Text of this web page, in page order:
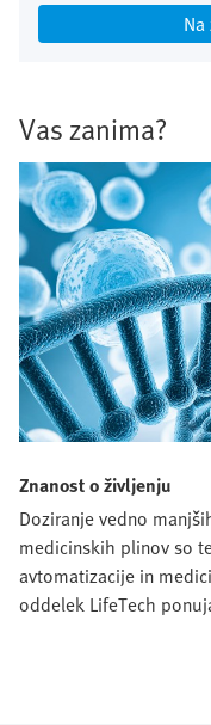
Vas zanima?
Znanost o življenju
Doziranje vedno
medicinskih plinov so
avtomatizacije in
oddelek LifeTech